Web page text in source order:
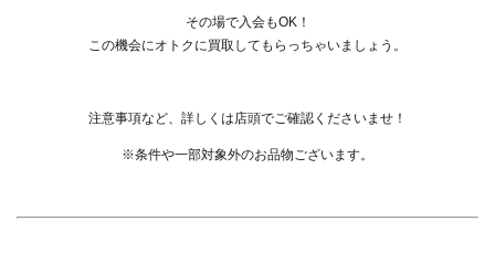
その場で入会もOK！
この機会にオトクに買取してもらっちゃいましょう。
注意事項など、詳しくは店頭でご確認くださいませ！
※条件や一部対象外のお品物ございます。